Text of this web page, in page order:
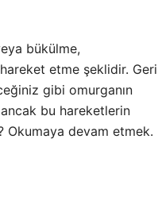
bükülme,
etme şeklidir. Geri
gibi omurganın
ancak bu hareketlerin
Okumaya devam etmek.